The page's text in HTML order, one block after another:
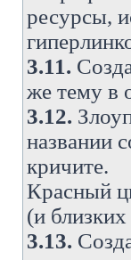
ресурсы,
3.11.
же тему в
3.12.
названии
кричите.
Красный
(и
3.13.